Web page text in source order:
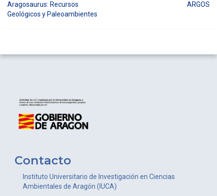
Navegación
Aragosaurus: Recursos
Geológicos y Paleoambientes
ARGOS
Contacto
Instituto Universitario de Investigación en Ciencias
Ambientales de Aragón (IUCA)